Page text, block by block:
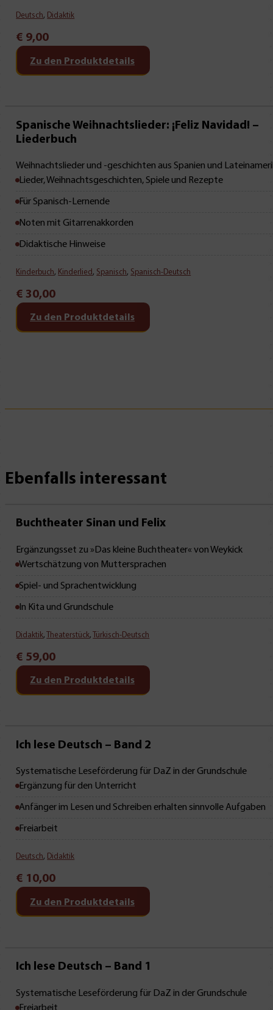
Deutsch, Didaktik
€ 9,00
Zu den Produktdetails
Mit Leseprobe!
Spanische Weihnachtslieder: ¡Feliz Navidad! –
Liederbuch
Weihnachtslieder und -geschichten aus Spanien und
Lieder, Weihnachtsgeschichten, Spiele und Rezepte
Für Spanisch-Lernende
Noten mit Gitarrenakkorden
Didaktische Hinweise
Kinderbuch, Kinderlied , Spanisch, Spanisch-Deutsch
€ 30,00
Zu den Produktdetails
Ebenfalls interessant
Mit Leseprobe!
Buchtheater Sinan und Felix
Ergänzungsset zu »Das kleine Buchtheater« von Weykick
Wertschätzung von Muttersprachen
Spiel- und Sprachentwicklung
In Kita und Grundschule
Didaktik, Theaterstück, Türkisch-Deutsch
€ 59,00
Zu den Produktdetails
Neu • Neu • Neu
Ich lese Deutsch – Band 2
Systematische Leseförderung für DaZ in der Grundschule
Ergänzung für den Unterricht
Anfänger im Lesen und Schreiben erhalten sinnvolle Aufgaben
Freiarbeit
Deutsch, Didaktik
€ 10,00
Zu den Produktdetails
Neu • Neu • Neu
Ich lese Deutsch – Band 1
Systematische Leseförderung für DaZ in der Grundschule
Freiarbeit